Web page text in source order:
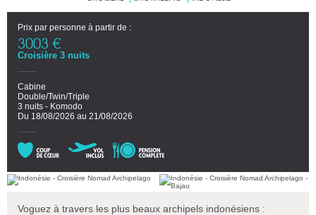
Prix par personne à partir de :
3003 €
Croisière 3 nuits
Cabine
Double/Twin/Triple
3 nuits - Komodo
Du 18/08/2026 au 21/08/2026
Voguez à travers les plus beaux archipels indonésiens :